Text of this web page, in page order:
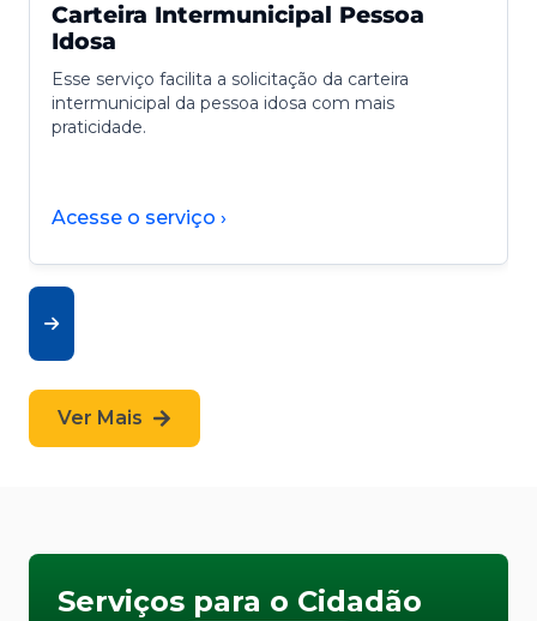
Carteira Intermunicipal Pessoa
Idosa
Esse serviço facilita a solicitação da carteira
intermunicipal da pessoa idosa com mais
praticidade.
Acesse o serviço ›
Ver Mais
Serviços para o Cidadão